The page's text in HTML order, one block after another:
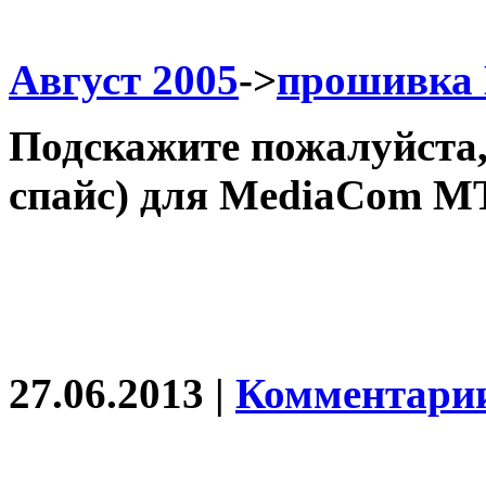
Август 2005->прошивка
Подскажите
спайс) для MediaCom
27.06.2013 |